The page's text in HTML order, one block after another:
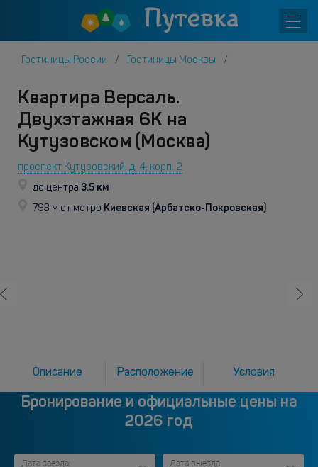
Гостиницы России Гостиницы Москвы
Квартира Версаль.
Двухэтажная 6К на
Кутузовском (Москва)
проспект Кутузовский, д. 4, корп. 2
до центра 3.5 км
793 м от метро Киевская (Арбатско-Покровская)
Описание Расположение Условия
Бронирование и официальные цены на
2026 год
Дата заезда: Дата выезда: